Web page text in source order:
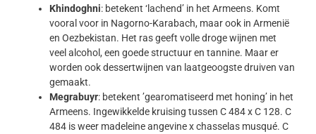
Khindoghni: betekent ‘lachend’ in het Armeens. Komt
vooral voor in Nagorno-Karabach, maar ook in Armenië
en Oezbekistan. Het ras geeft volle droge wijnen met
veel alcohol, een goede structuur en tannine. Maar er
worden ook dessertwijnen van laatgeoogste druiven van
gemaakt.
Megrabuyr: betekent ’gearomatiseerd met honing’ in het
Armeens. Ingewikkelde kruising tussen C 484 x C 128. C
484 is weer madeleine angevine x chasselas musqué. C